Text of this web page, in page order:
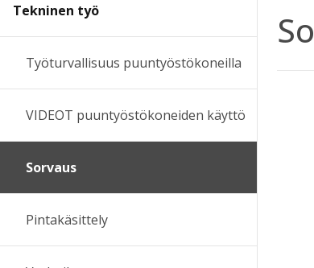
Tekninen työ
Työturvallisuus puuntyöstökoneilla
VIDEOT puuntyöstökoneiden käyttö
Sorvaus
Pintakäsittely